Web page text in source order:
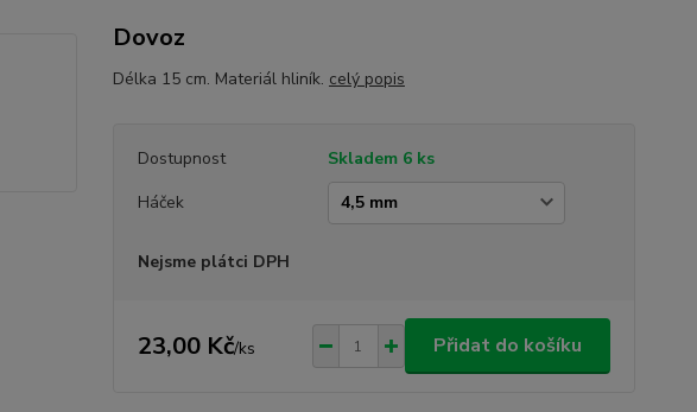
Dovoz
Délka 15 cm. Materiál hliník. celý popis
Dostupnost
Skladem 6 ks
Háček
Nejsme plátci DPH
23,00 Kč/ks Přidat do košíku